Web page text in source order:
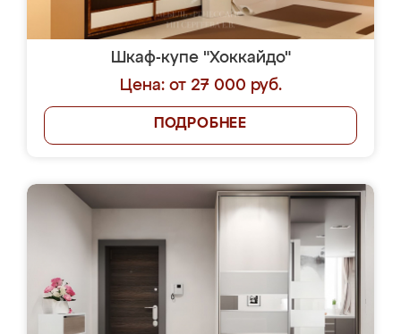
Шкаф-купе "Хоккайдо"
Цена: от 27 000 руб.
ПОДРОБНЕЕ